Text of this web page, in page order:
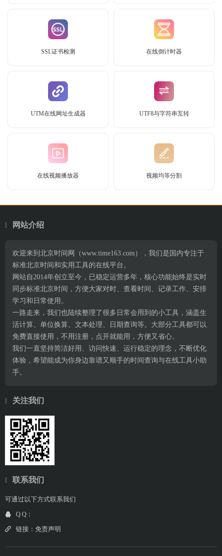
SSL证书检测 在线倒计时器
UTM在线网址生成器 UTF8与字符串互转
在线视频播放器 视频均等分割
网站介绍
欢迎来到北京时间网（www.time163.com），我们是国内专注于
标准北京时间和实用工具的在线平台。
网站自2014年创立至今，已稳定运营多年，核心功能始终是实时
同步标准北京时间，方便大家对时、查看时间、记录工作、安排
学习和日常使用。
一路走来，我们也陆续整理了很多日常会用到的小工具，涵盖生
活计算、单位换算、文本处理、日期查询等。大部分工具都可以
免费直接使用，不用注册，点开就能用，方便又省心。
我们一直坚持简洁好用、访问快速、运行稳定的理念，不断优化
体验，希望能成为你身边靠谱又顺手的时间查询与在线工具小助
手。
关注我们
联系我们
可通过以下方式联系我们
Q Q：
链接： 免责声明